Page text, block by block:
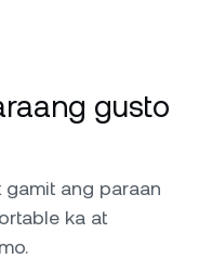
gusto
ang paraan
ka at